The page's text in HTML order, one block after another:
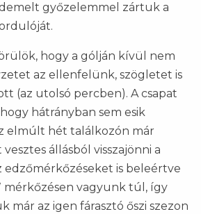
győzelemmel zártuk a
hogy a gólján kívül nem
az ellenfelünk, szögletet is
(az utolsó percben). A csapat
hátrányban sem esik
elmúlt hét találkozón már
állásból visszajönni a
edzőmérkőzéseket is beleértve
mérkőzésen vagyunk túl, így
már az igen fárasztó őszi szezon